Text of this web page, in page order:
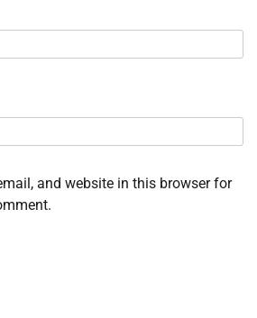
and website in this browser for